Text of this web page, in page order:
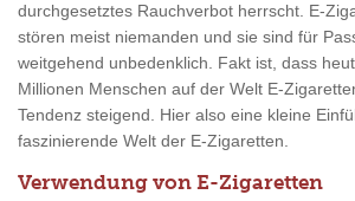
durchgesetztes Rauchverbot herrscht. E-
stören meist niemanden und sie sind für
weitgehend unbedenklich. Fakt ist, dass
Millionen Menschen auf der Welt E-
Tendenz steigend. Hier also eine kleine
faszinierende Welt der E-Zigaretten.
Verwendung von E-Zigaretten